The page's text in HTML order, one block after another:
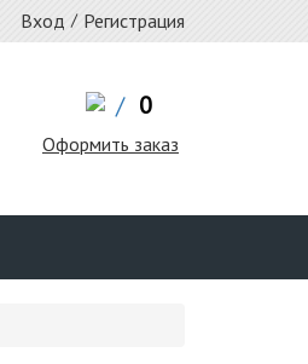
Вход / Регистрация
/ 0
Оформить заказ